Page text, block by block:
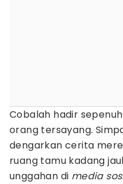
Cobalah hadir
orang tersayang.
dengarkan cerita
ruang tamu kadang
unggahan di media